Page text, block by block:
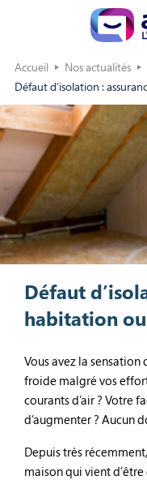
Accueil
Nos actualités
Défaut d’isolation :
Défaut
habitation
Vous avez la
froide malgré vos
courants d’air ? Votre
d’augmenter ? Aucun
Depuis très
maison qui vient